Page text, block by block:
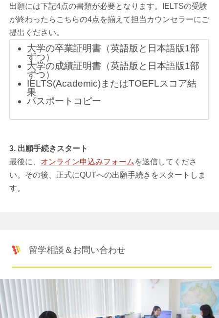
出願には下記4点の書類が必要となります。IELTSの受験
が終わったらこちらの4点を揃えて担当カウンセラーにご
提出ください。
大学の卒業証明書（英語版と日本語版1部
ずつ）
大学の成績証明書（英語版と日本語版1部
ずつ）
IELTS(Academic)またはTOEFLスコア結
果
パスポートコピー
3. 出願手続きスタート
最後に、 オンライン申込みフォームを送信してくださ
い。その後、正式にQUTへの出願手続きをスタートしま
す。
留学相談＆お問い合わせ